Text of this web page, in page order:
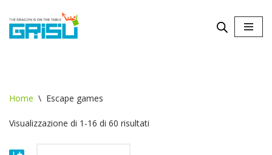
Vai
Home \ Escape games
Visualizzazione di 1-16 di 60 risultati